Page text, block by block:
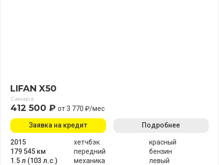
LIFAN X50
Самара
412 500 ₽ от 3 770 ₽/мес
2015
179 545 км
1.5 л (103 л.с.)
хетчбэк
передний
механика
красный
бензин
левый
Заявка на кредит Подробнее